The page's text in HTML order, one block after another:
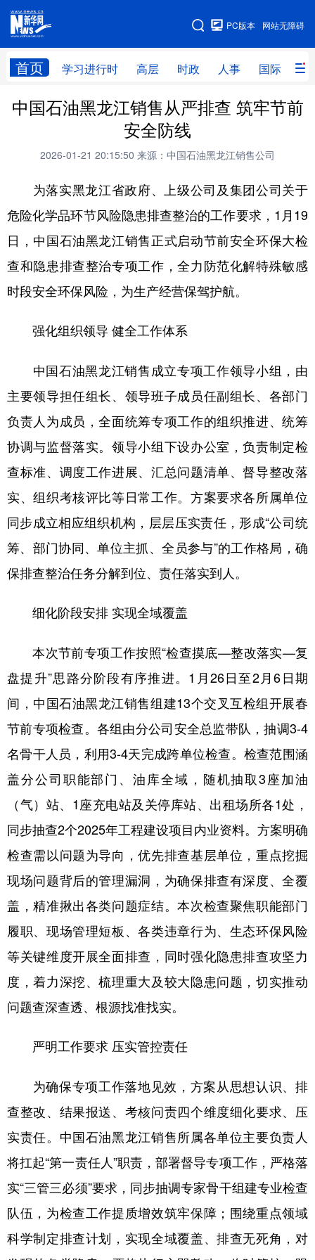
网站无障碍
PC版本
首页 学习进行时 高层 时政 人事 国际 财
网站地图
学习进行时 高层 时政 人事
财经 网评
全球连线 教育
科技 科普 体育 文化
健康 军事 访谈 视频
食品 人居 信息化
会展 彩票
悦读 公益 书画 一带一路
亚太网 上市公司 投教基地
地方频道
辽宁 吉林 上海 江苏
浙江 安徽 福建 江西
山东 河南 湖北
广东 广西
陕西 甘肃 青海 宁夏
多语种频道
English Español Français عربى
Русский язык 日本語 한국어
Deutsch Português
中国石油黑龙江销售从严排查 筑牢节前
安全防线
2026-01-21 20:15:50 来源：中国石油黑龙江销售公司
为落实黑龙江省政府、上级公司及集团公司关于
危险化学品环节风险隐患排查整治的工作要求，1月19
日，中国石油黑龙江销售正式启动节前安全环保大检
查和隐患排查整治专项工作，全力防范化解特殊敏感
时段安全环保风险，为生产经营保驾护航。
强化组织领导 健全工作体系
中国石油黑龙江销售成立专项工作领导小组，由
主要领导担任组长、领导班子成员任副组长、各部门
负责人为成员，全面统筹专项工作的组织推进、统筹
协调与监督落实。领导小组下设办公室，负责制定检
查标准、调度工作进展、汇总问题清单、督导整改落
实、组织考核评比等日常工作。方案要求各所属单位
同步成立相应组织机构，层层压实责任，形成“公司统
筹、部门协同、单位主抓、全员参与”的工作格局，确
保排查整治任务分解到位、责任落实到人。
细化阶段安排 实现全域覆盖
本次节前专项工作按照“检查摸底—整改落实—复
盘提升”思路分阶段有序推进。1月26日至2月6日期
间，中国石油黑龙江销售组建13个交叉互检组开展春
节前专项检查。各组由分公司安全总监带队，抽调3-4
名骨干人员，利用3-4天完成跨单位检查。检查范围涵
盖分公司职能部门、油库全域，随机抽取3座加油
（气）站、1座充电站及关停库站、出租场所各1处，
同步抽查2个2025年工程建设项目内业资料。方案明确
检查需以问题为导向，优先排查基层单位，重点挖掘
现场问题背后的管理漏洞，为确保排查有深度、全覆
盖，精准揪出各类问题症结。本次检查聚焦职能部门
履职、现场管理短板、各类违章行为、生态环保风险
等关键维度开展全面排查，同时强化隐患排查攻坚力
度，着力深挖、梳理重大及较大隐患问题，切实推动
问题查深查透、根源找准找实。
严明工作要求 压实管控责任
为确保专项工作落地见效，方案从思想认识、排
查整改、结果报送、考核问责四个维度细化要求、压
实责任。中国石油黑龙江销售所属各单位主要负责人
将扛起“第一责任人”职责，部署督导专项工作，严格落
实“三管三必须”要求，同步抽调专家骨干组建专业检查
队伍，为检查工作提质增效筑牢保障；围绕重点领域
科学制定排查计划，实现全域覆盖、排查无死角，对